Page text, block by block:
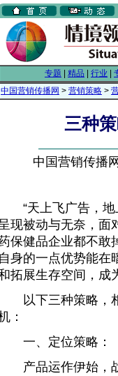
专题 精品 行业
中国营销传播网 > 营销策略 >
三种
中国营销传播
“天上飞广告，地
现被动与无奈，面
保健品企业都不敢
自身的一点优势能在
拓展生存空间，成
以下三种策略，相
：
一、定位策略：
产品运作伊始，战